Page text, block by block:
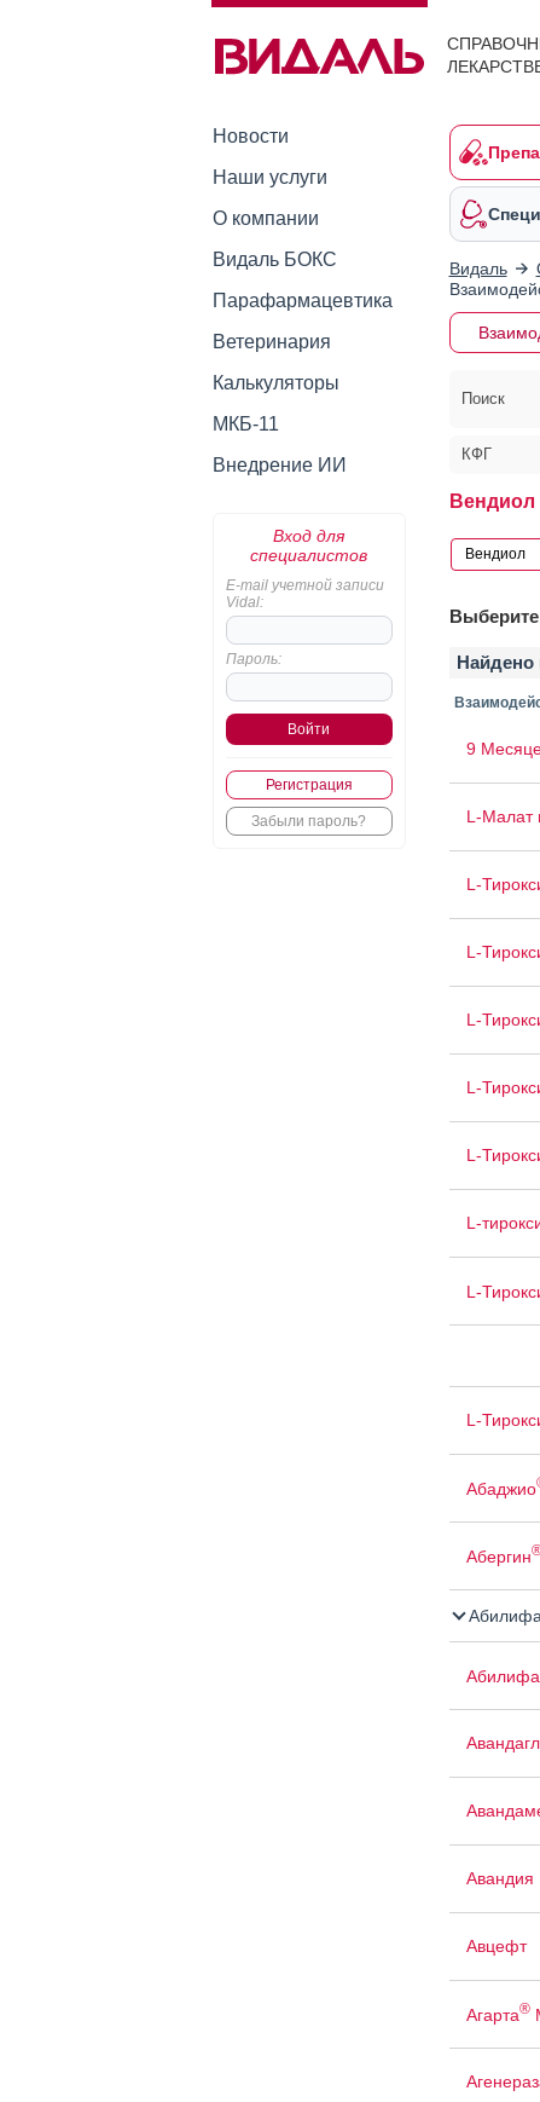
Новости
Наши услуги
О компании
Видаль БОКС
Парафармацевтика
Ветеринария
Калькуляторы
МКБ-11
Внедрение ИИ
Вход для
специалистов
E-mail учетной записи
Vidal:
Пароль:
Регистрация
Забыли пароль?
Видаль
Поиск
КФГ
Вендиол
Найдено
9
L-Малат
L-
L-
L-
L-
L-
L-
L-
L-
Абаджио
Абергин
Авандия
Авцефт
Агарта®